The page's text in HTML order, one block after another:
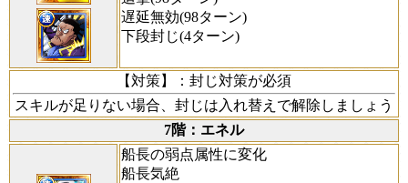
遅延無効(98ターン)
下段封じ(4ターン)
【対策】
：封じ対策が必須
スキルが足りない場合、封じは入れ替えで解除しましょう
7階：エネル
船長の弱点属性に変化
船長気絶